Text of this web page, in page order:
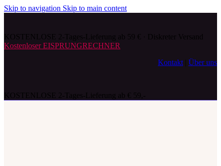
Skip to navigation Skip to main content
Kostenloser EISPRUNGRECHNER
Kontakt
Über uns